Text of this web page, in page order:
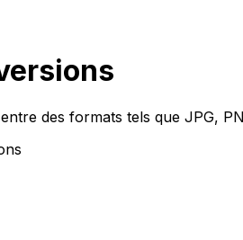
des formats tels que JPG,